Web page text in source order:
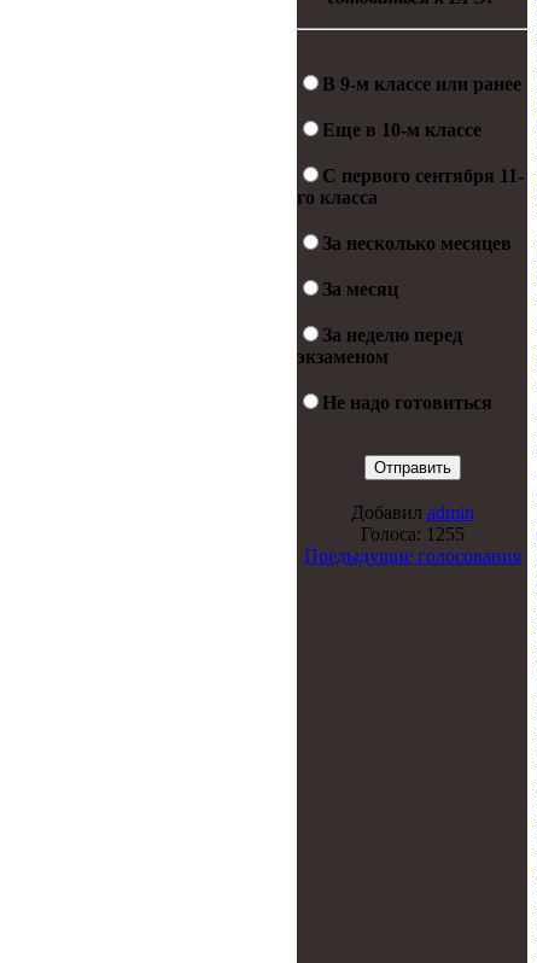
В 9-м классе или ранее
Еще в 10-м классе
С первого сентября 11-
го класса
За несколько месяцев
За месяц
За неделю перед
экзаменом
Не надо готовиться
Добавил admin
Голоса: 1255
Предыдущие голосования